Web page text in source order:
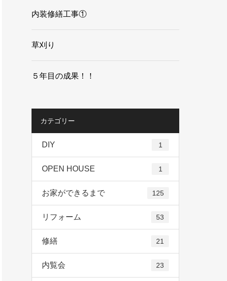
内装修繕工事①
草刈り
５年目の成果！！
カテゴリー
DIY 1
OPEN HOUSE 1
お家ができるまで 125
リフォーム 53
修繕 21
内覧会 23